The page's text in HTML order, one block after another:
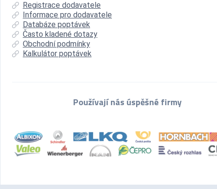
Registrace dodavatele
Informace pro dodavatele
Databáze poptávek
Často kladené dotazy
Obchodní podmínky
Kalkulátor poptávek
Používají nás úspěšné firmy